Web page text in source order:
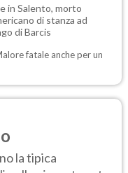
la tipica
in Salento, morto
di stanza ad
di Barcis
fatale anche per un